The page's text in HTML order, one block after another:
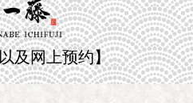
i
g
a
t
i
及网上预约】